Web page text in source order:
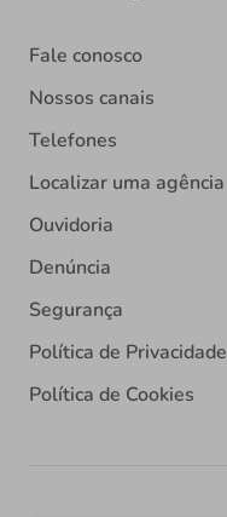
Fale conosco
Nossos canais
Telefones
Localizar uma agência
Ouvidoria
Denúncia
Segurança
Política de Privacidade
Política de Cookies